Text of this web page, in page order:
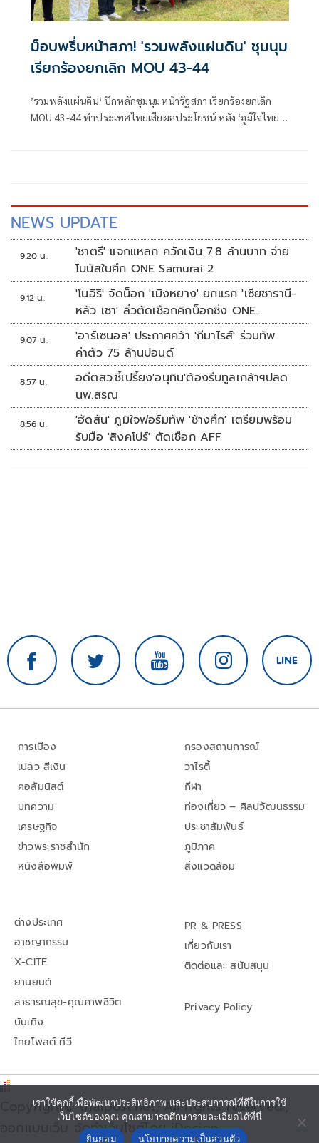
ม็อบพรึ่บหน้าสภา! 'รวมพลังแผ่นดิน' ชุมนุม
เรียกร้องยกเลิก MOU 43-44
’รวมพลังแผ่นดิน‘ ปักหลักชุมนุมหน้ารัฐสภา เรียกร้องยกเลิก
MOU 43-44 ทำประเทศไทยเสียผลประโยชน์ หลัง ‘ภูมิใจไทย‘
NEWS UPDATE
9:20 น.
'ชาตรี' แจกแหลก ควักเงิน 7.8 ล้านบาท จ่าย
โบนัสในศึก ONE Samurai 2
9:12 น.
'โนอิริ' จัดน็อก 'เมิงหยาง' ยกแรก 'เซียซารานี-
หลัว เชา' ลิ่วตัดเชือกคิกบ็อกซิ่ง ONE
Samurai 2
9:07 น.
'อาร์เซนอล' ประกาศคว้า 'กีมาไรส์' ร่วมทัพ
ค่าตัว 75 ล้านปอนด์
8:57 น.
อดีตสว.ชี้เปรี้ยง'อนุทิน'ต้องรีบทูลเกล้าฯปลด
นพ.สรณ
8:56 น.
'ฮัดสัน' ภูมิใจฟอร์มทัพ 'ช้างศึก' เตรียมพร้อม
รับมือ 'สิงคโปร์' ตัดเชือก AFF
การเมือง
เปลว สีเงิน
คอลัมนิสต์
บทความ
เศรษฐกิจ
ข่าวพระราชสำนัก
หนังสือพิมพ์
กรองสถานการณ์
วาไรตี้
กีฬา
ท่องเที่ยว – ศิลปวัฒนธรรม
ประชาสัมพันธ์
ภูมิภาค
สิ่งแวดล้อม
ต่างประเทศ
อาชญากรรม
X-CITE
ยานยนต์
สาธารณสุข-คุณภาพชีวิต
บันเทิง
ไทยโพสต์ ทีวี
PR & PRESS
เกี่ยวกับเรา
ติดต่อและ สนับสนุน
Privacy Policy
Copyright© thaipost.net, All rights reserved.,
ออกแบบเว็บ จัดทำเว็บไซต์โดย iDesign
เราใช้คุกกี้เพื่อพัฒนาประสิทธิภาพ และประสบการณ์ที่ดีในการใช้
เว็บไซต์ของคุณ คุณสามารถศึกษารายละเอียดได้ที่นี่
ยินยอม
นโยบายความเป็นส่วนตัว